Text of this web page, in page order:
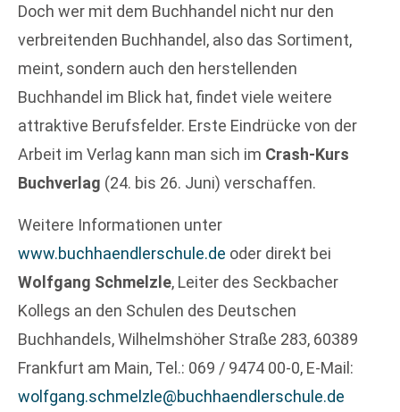
Doch wer mit dem Buchhandel nicht nur den
verbreitenden Buchhandel, also das Sortiment,
meint, sondern auch den herstellenden
Buchhandel im Blick hat, findet viele weitere
attraktive Berufsfelder. Erste Eindrücke von der
Arbeit im Verlag kann man sich im Crash-Kurs
Buchverlag (24. bis 26. Juni) verschaffen.
Weitere Informationen unter
www.buchhaendlerschule.de oder direkt bei
Wolfgang Schmelzle, Leiter des Seckbacher
Kollegs an den Schulen des Deutschen
Buchhandels, Wilhelmshöher Straße 283, 60389
Frankfurt am Main, Tel.: 069 / 9474 00-0, E-Mail:
wolfgang.schmelzle@buchhaendlerschule.de